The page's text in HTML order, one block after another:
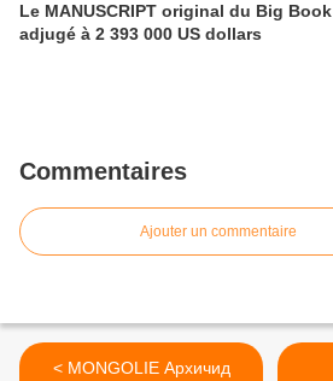
Le MANUSCRIPT original du Big Book
adjugé à 2 393 000 US dollars
Commentaires
Ajouter un commentaire
< MONGOLIE Архичид